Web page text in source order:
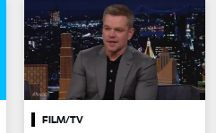
FILM/TV